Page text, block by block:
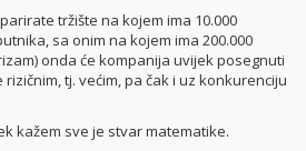
tržište na kojem ima 10.000
sa onim na kojem ima 200.000
onda će kompanija uvijek posegnuti
rizičnim, tj. većim, pa čak i uz konkurenciju
kažem sve je stvar matematike.